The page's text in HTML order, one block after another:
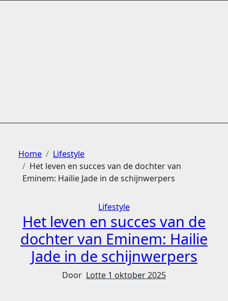
Home
Lifestyle
Het leven en succes van de dochter van
Eminem: Hailie Jade in de schijnwerpers
Lifestyle
Het leven en succes van de
dochter van Eminem: Hailie
Jade in de schijnwerpers
Door Lotte 1 oktober 2025